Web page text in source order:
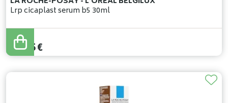
Lrp cicaplast serum b5 30ml
47,95
43,15€